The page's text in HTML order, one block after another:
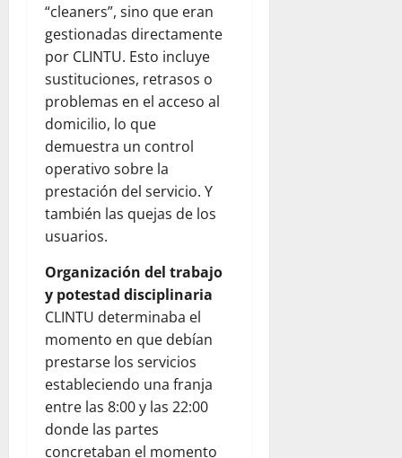
“cleaners”, sino que eran
gestionadas directamente
por CLINTU. Esto incluye
sustituciones, retrasos o
problemas en el acceso al
domicilio, lo que
demuestra un control
operativo sobre la
prestación del servicio. Y
también las quejas de los
usuarios.
Organización del trabajo
y potestad disciplinaria
CLINTU determinaba el
momento en que debían
prestarse los servicios
estableciendo una franja
entre las 8:00 y las 22:00
donde las partes
concretaban el momento